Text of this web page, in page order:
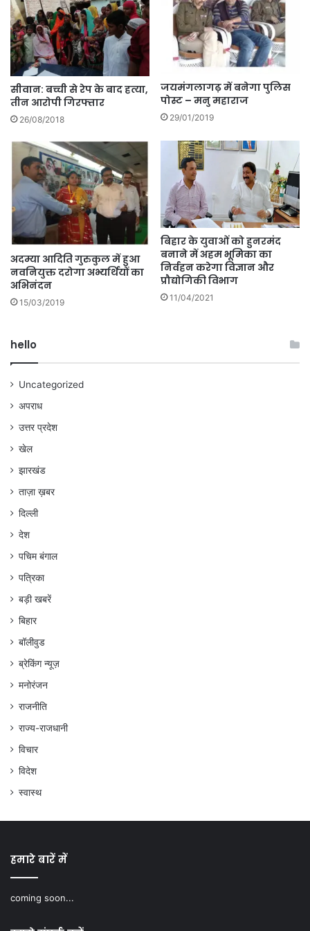
सीवान: बच्ची से रेप के बाद हत्या,
तीन आरोपी गिरफ्तार
26/08/2018
जयमंगलागढ़ में बनेगा पुलिस
पोस्ट – मनु महाराज
29/01/2019
अदम्या आदिति गुरुकुल में हुआ
नवनियुक्त दरोगा अभ्यर्थियों का
अभिनंदन
15/03/2019
बिहार के युवाओं को हुनरमंद
बनाने में अहम भूमिका का
निर्वहन करेगा विज्ञान और
प्रौद्योगिकी विभाग
11/04/2021
hello
Uncategorized
अपराध
उत्तर प्रदेश
खेल
झारखंड
ताज़ा ख़बर
दिल्ली
देश
पचिम बंगाल
पत्रिका
बड़ी खबरें
बिहार
बॉलीवुड
ब्रेकिंग न्यूज़
मनोरंजन
राजनीति
राज्य-राजधानी
विचार
विदेश
स्वास्थ
हमारे बारें में
coming soon...